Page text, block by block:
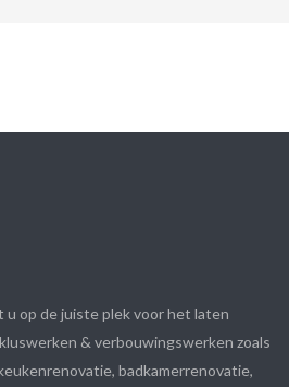
op de juiste plek voor het laten
& verbouwingswerken zoals
badkamerrenovatie,